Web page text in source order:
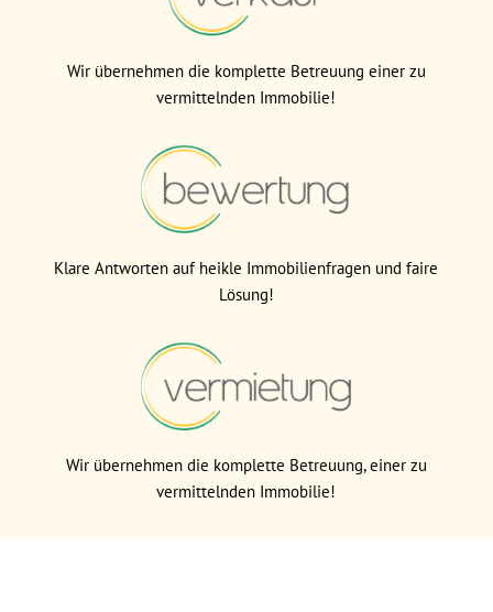
Wir übernehmen die komplette Betreuung einer zu
vermittelnden Immobilie!
Klare Antworten auf heikle Immobilienfragen und faire
Lösung!
Wir übernehmen die komplette Betreuung, einer zu
vermittelnden Immobilie!